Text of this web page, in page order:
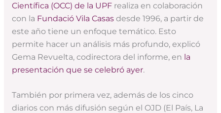
Científica (OCC) de la UPFrealiza en colaboración
con la Fundació Vila Casasdesde 1996, a partir de
este año tiene un enfoque temático. Esto
permite hacer un análisis más profundo, explicó
Gema Revuelta, codirectora del informe, en la
presentación que se celebró ayer.
También por primera vez, además de los cinco
diarios con más difusión según el OJD (El País, La